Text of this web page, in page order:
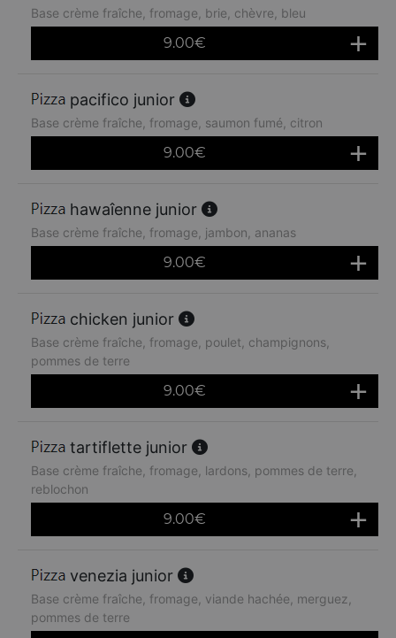
Base crème fraîche, fromage, brie, chèvre, bleu
9.00€
pacifico junior
Base crème fraîche, fromage, saumon fumé, citron
9.00€
hawaîenne junior
Base crème fraîche, fromage, jambon, ananas
9.00€
chicken junior
Base crème fraîche, fromage, poulet, champignons,
pommes de terre
9.00€
tartiflette junior
Base crème fraîche, fromage, lardons, pommes de terre,
reblochon
9.00€
venezia junior
Base crème fraîche, fromage, viande hachée, merguez,
pommes de terre